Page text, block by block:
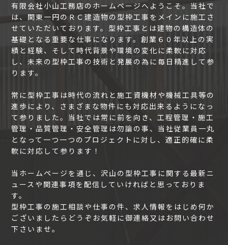
有限会社小山工務店のホームページへようこそ。当社で
は、関東一円のＲＣ建造物の型枠工事をメインに施工さ
せていただいております。型枠工事とは建物の構造体の
基礎となる重要な仕事になります。創業６０年以上の実
績と経験、そして時代背景や環境の変化に柔軟に対応
し、未来の型枠工事の技術と発展の為に毎日精進して参
ります。
常に型枠工事は時代の流れと施工資機材や機械工具等の
進歩により、さまざまな物件にも対応出来るようになっ
て参りました。当社では常に前を向き、工程管理・施工
管理・品質管理・安全管理は勿論の事、当社従業員一丸
となって一つ一つのプロジェクトに対し、適正的確に柔
軟に対応して参ります！
当ホームページを通じ、沢山の型枠工事に関する最新ニ
ュースや関連事項を配信していければと思っておりま
す。
型枠工事の施工相談や仕事の件、求人情報をはじめ何か
ございましたらどうぞお気軽に御連絡又はお問い合わせ
下さいませ。